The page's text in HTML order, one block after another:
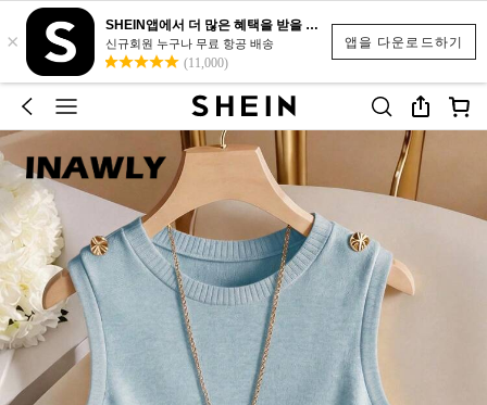
앱을 다운로드하기
×
SHEIN앱에서 더 많은 혜택을 받을 수 있어요.
신규회원 누구나 무료 항공 배송
(11,000)